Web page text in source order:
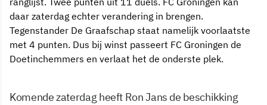
daar zaterdag echter verandering in brengen.
Tegenstander De Graafschap staat namelijk voorlaatste
met 4 punten. Dus bij winst passeert FC Groningen de
Doetinchemmers en verlaat het de onderste plek.
Komende zaterdag heeft Ron Jans de beschikking